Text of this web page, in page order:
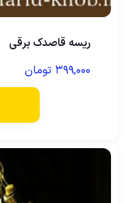
ریسه قاصدک برقی
۳۹۹,۰۰۰ تومان